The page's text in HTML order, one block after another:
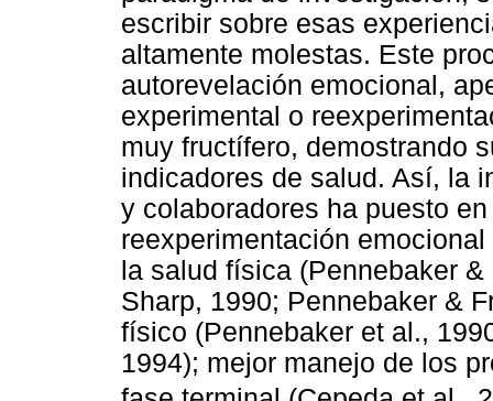
escribir sobre esas
altamente molestas. Este
autorevelación emocional,
experimental o
muy fructífero, demostrando
indicadores de salud. Así, la
y colaboradores ha puesto
reexperimentación
la salud física (Pennebaker
Sharp, 1990; Pennebaker &
físico (Pennebaker et al.,
1994); mejor manejo de los